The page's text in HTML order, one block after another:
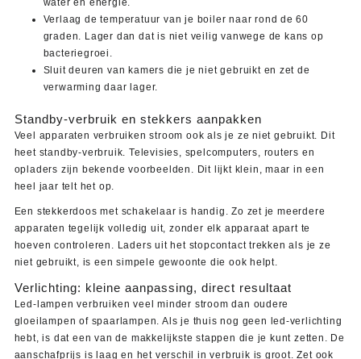
Verlaag de temperatuur van je boiler naar rond de 60
graden. Lager dan dat is niet veilig vanwege de kans op
bacteriegroei.
Sluit deuren van kamers die je niet gebruikt en zet de
verwarming daar lager.
Standby-verbruik en stekkers aanpakken
Veel apparaten verbruiken stroom ook als je ze niet gebruikt. Dit
heet standby-verbruik. Televisies, spelcomputers, routers en
opladers zijn bekende voorbeelden. Dit lijkt klein, maar in een
heel jaar telt het op.
Een stekkerdoos met schakelaar is handig. Zo zet je meerdere
apparaten tegelijk volledig uit, zonder elk apparaat apart te
hoeven controleren. Laders uit het stopcontact trekken als je ze
niet gebruikt, is een simpele gewoonte die ook helpt.
Verlichting: kleine aanpassing, direct resultaat
Led-lampen verbruiken veel minder stroom dan oudere
gloeilampen of spaarlampen. Als je thuis nog geen led-verlichting
hebt, is dat een van de makkelijkste stappen die je kunt zetten. De
aanschafprijs is laag en het verschil in verbruik is groot. Zet ook